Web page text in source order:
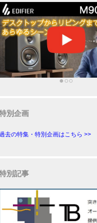
別企画
去の特集・特別企画はこちら >>
別記事